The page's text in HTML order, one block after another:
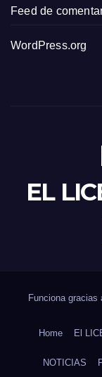
Feed de
WordPress.org
EL
Funciona gracias
Home El
NOTICIAS